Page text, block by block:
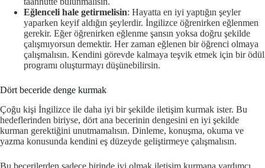
Eğlenceli hale getirmelisin: Hayatta en iyi yaptığın şeyler
yaparken keyif aldığın şeylerdir. İngilizce öğrenirken eğlenmen
gerekir. Eğer öğrenirken eğlenme şansın yoksa doğru şekilde
çalışmıyorsun demektir. Her zaman eğlenen bir öğrenci olmaya
çalışmalısın. Kendini görevde kalmaya teşvik etmek için bir ödül
programı oluşturmayı düşünebilirsin.
Dört beceride denge kurmak
Çoğu kişi İngilizce ile daha iyi bir şekilde iletişim kurmak ister. Bu
hedeflerinden biriyse, dört ana becerinin dengesini en iyi şekilde
kurman gerektiğini unutmamalısın. Dinleme, konuşma, okuma ve
yazma konusunda kendini eş düzeyde geliştirmeye çalışmalısın.
Bu becerilerden sadece birinde iyi olmak iletişim kurmana yardımcı